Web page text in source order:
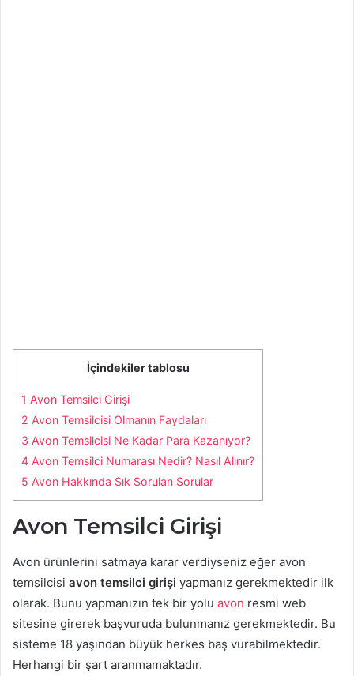
İçindekiler tablosu
1 Avon Temsilci Girişi
2 Avon Temsilcisi Olmanın Faydaları
3 Avon Temsilcisi Ne Kadar Para Kazanıyor?
4 Avon Temsilci Numarası Nedir? Nasıl Alınır?
5 Avon Hakkında Sık Sorulan Sorular
Avon Temsilci Girişi
Avon ürünlerini satmaya karar verdiyseniz eğer avon
temsilcisi avon temsilci girişi yapmanız gerekmektedir ilk
olarak. Bunu yapmanızın tek bir yolu avon resmi web
sitesine girerek başvuruda bulunmanız gerekmektedir. Bu
sisteme 18 yaşından büyük herkes baş vurabilmektedir.
Herhangi bir şart aranmamaktadır.